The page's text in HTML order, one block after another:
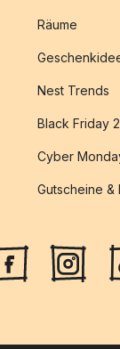
Räume
Nest Trends
Black Friday
Cyber
Gutscheine